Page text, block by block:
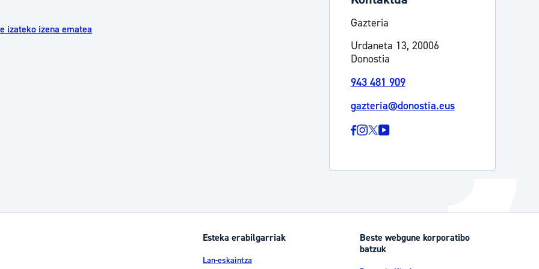
Izapideen katalogoa
Tramitaziorako laguntza
izateko izena ematea
Gazteria
Urdaneta 13, 20006
Donostia
943 481 909
gazteria@donostia.eus
Esteka erabilgarriak
Lan-eskaintza
Beste webgune korporatibo
batzuk